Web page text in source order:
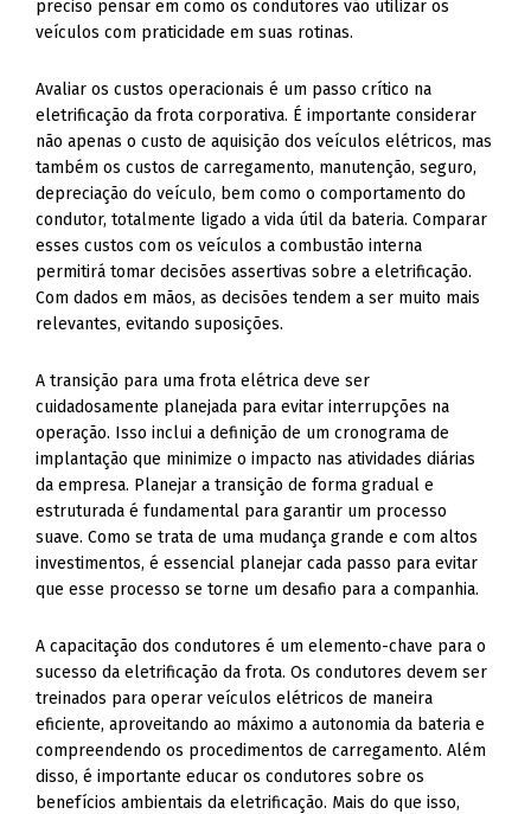
preciso pensar em como os condutores vão utilizar os
veículos com praticidade em suas rotinas.
Avaliar os custos operacionais é um passo crítico na
eletrificação da frota corporativa. É importante considerar
não apenas o custo de aquisição dos veículos elétricos, mas
também os custos de carregamento, manutenção, seguro,
depreciação do veículo, bem como o comportamento do
condutor, totalmente ligado a vida útil da bateria. Comparar
esses custos com os veículos a combustão interna
permitirá tomar decisões assertivas sobre a eletrificação.
Com dados em mãos, as decisões tendem a ser muito mais
relevantes, evitando suposições.
A transição para uma frota elétrica deve ser
cuidadosamente planejada para evitar interrupções na
operação. Isso inclui a definição de um cronograma de
implantação que minimize o impacto nas atividades diárias
da empresa. Planejar a transição de forma gradual e
estruturada é fundamental para garantir um processo
suave. Como se trata de uma mudança grande e com altos
investimentos, é essencial planejar cada passo para evitar
que esse processo se torne um desafio para a companhia.
A capacitação dos condutores é um elemento-chave para o
sucesso da eletrificação da frota. Os condutores devem ser
treinados para operar veículos elétricos de maneira
eficiente, aproveitando ao máximo a autonomia da bateria e
compreendendo os procedimentos de carregamento. Além
disso, é importante educar os condutores sobre os
benefícios ambientais da eletrificação. Mais do que isso,